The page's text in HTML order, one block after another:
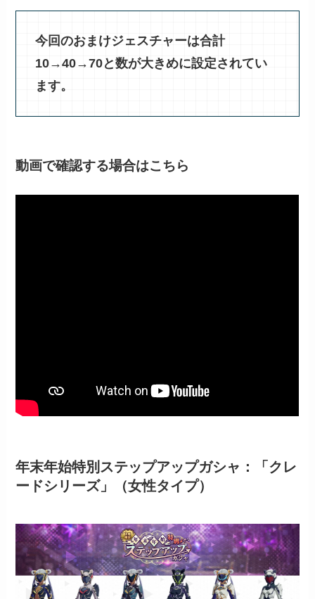
今回のおまけジェスチャーは合計
10→40→70と数が大きめに設定されてい
ます。
動画で確認する場合はこちら
年末年始特別ステップアップガシャ：「クレ
ードシリーズ」（女性タイプ）